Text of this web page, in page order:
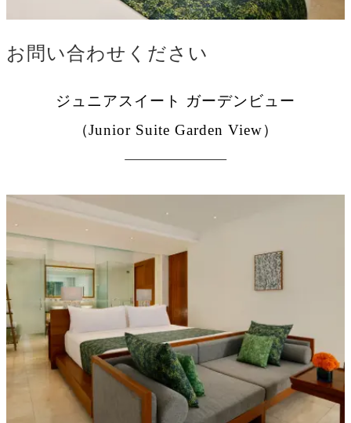
お問い合わせください
ジュニアスイート ガーデンビュー
（Junior Suite Garden View）